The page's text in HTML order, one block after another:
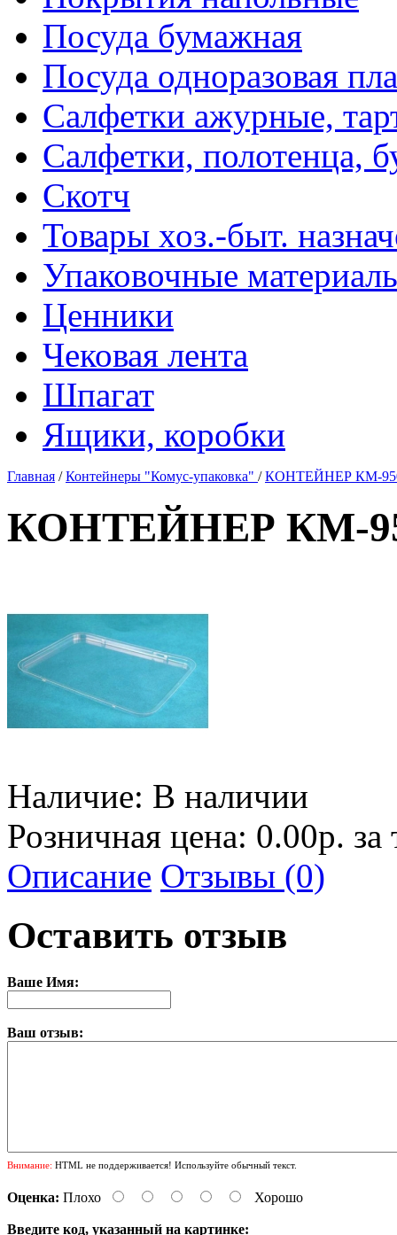
Посуда бумажная
Посуда одноразовая
Салфетки ажурные,
Салфетки, полотенца,
Скотч
Товары хоз.-быт.
Упаковочные
Ценники
Чековая лента
Шпагат
Ящики, коробки
Главная /Контейнеры "Комус-упаковка" /КОНТЕЙНЕР КМ-950
КОНТЕЙНЕР КМ-
Наличие: В наличии
Розничная цена: 0.00р.
Описание Отзывы (0)
Оставить отзыв
Ваше Имя:
Ваш отзыв:
Внимание: HTML не поддерживается! Используйте обычный текст.
Оценка: Плохо Хорошо
Введите код, указанный на картинке: